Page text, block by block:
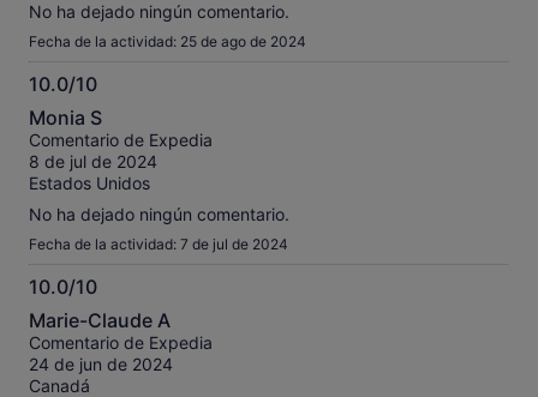
No ha dejado ningún comentario.
Fecha de la actividad: 25 de ago de 2024
10.0/10
10.0
sobre
10
Monia S
Comentario de Expedia
8 de jul de 2024
Estados Unidos
No ha dejado ningún comentario.
Fecha de la actividad: 7 de jul de 2024
10.0/10
10.0
sobre
10
Marie-Claude A
Comentario de Expedia
24 de jun de 2024
Canadá